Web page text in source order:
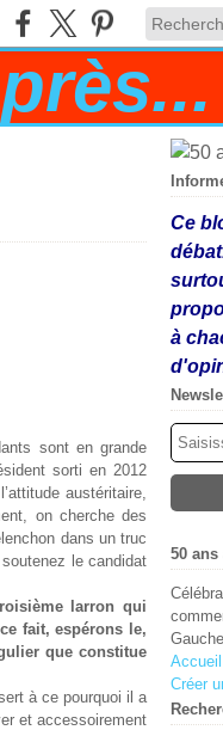
sont en grande
sorti en 2012
austéritaire,
on cherche des
dans un truc
le candidat
larron qui
fait, espérons le,
que constitue
à ce pourquoi il a
et accessoirement
Ce
à
50 ans
Créer